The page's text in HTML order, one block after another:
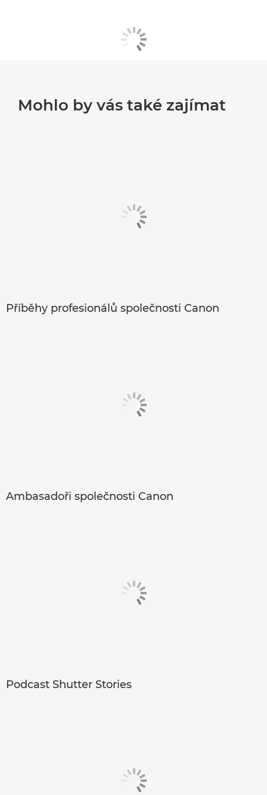
Mohlo by vás také zajímat
Příběhy profesionálů společnosti Canon
Ambasadoři společnosti Canon
Podcast Shutter Stories